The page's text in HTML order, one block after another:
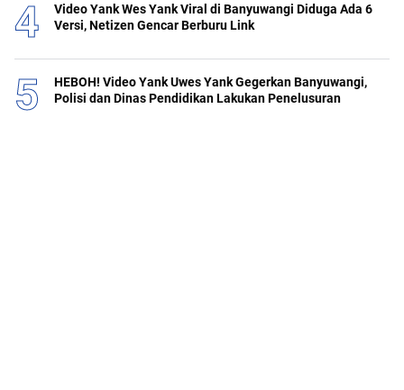
Video Yank Wes Yank Viral di Banyuwangi Diduga Ada 6
Versi, Netizen Gencar Berburu Link
HEBOH! Video Yank Uwes Yank Gegerkan Banyuwangi,
Polisi dan Dinas Pendidikan Lakukan Penelusuran